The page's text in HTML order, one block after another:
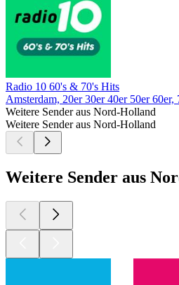
Radio 10 60's & 70's Hits
Amsterdam, 20er 30er 40er 50er 60er,
Weitere Sender aus Nord-Holland
Weitere Sender aus Nord-Holland
Weitere Sender aus